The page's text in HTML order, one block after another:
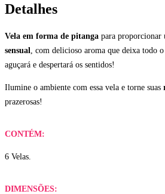
Detalhes
Vela em forma de pitanga para proporcionar
sensual , com delicioso aroma que deixa todo
aguçará e despertará os sentidos!
Ilumine o ambiente com essa vela e torne suas
prazerosas!
CONTÉM:
6 Velas.
DIMENSÕES: